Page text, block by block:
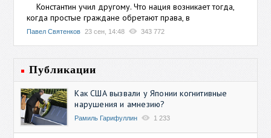
Константин учил другому. Что нация возникает тогда,
когда простые граждане обретают права, в
Павел Святенков 23 сен, 14:48 343 772
Публикации
Как США вызвали у Японии когнитивные
нарушения и амнезию?
Рамиль Гарифуллин 1 233